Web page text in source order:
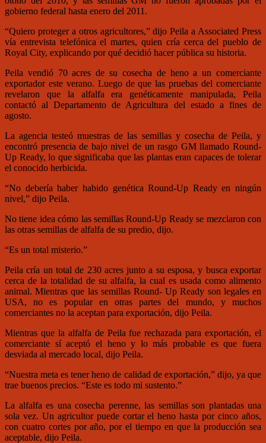
gobierno federal hasta enero del 2011.
“Quiero proteger a otros agricultores,” dijo Peila a Associated Press
vía entrevista telefónica el martes, quien cría cerca del pueblo de
Royal City, explicando por qué decidió hacer pública su historia.
Peila vendió 70 acres de su cosecha de heno a un comerciante
exportador este verano. Luego de que las pruebas del comerciante
revelaron que la alfalfa era genéticamente manipulada, Peila
contactó al Departamento de Agricultura del estado a fines de
agosto.
La agencia testeó muestras de las semillas y cosecha de Peila, y
encontró presencia de bajo nivel de un rasgo GM llamado Round-
Up Ready, lo que significaba que las plantas eran capaces de tolerar
el conocido herbicida.
“No debería haber habido genética Round-Up Ready en ningún
nivel,” dijo Peila.
No tiene idea cómo las semillas Round-Up Ready se mezclaron con
las otras semillas de alfalfa de su predio, dijo.
“Es un total misterio.”
Peila cría un total de 230 acres junto a su esposa, y busca exportar
cerca de la totalidad de su alfalfa, la cual es usada como alimento
animal. Mientras que las semillas Round- Up Ready son legales en
USA, no es popular en otras partes del mundo, y muchos
comerciantes no la aceptan para exportación, dijo Peila.
Mientras que la alfalfa de Peila fue rechazada para exportación, el
comerciante sí aceptó el heno y lo más probable es que fuera
desviada al mercado local, dijo Peila.
“Nuestra meta es tener heno de calidad de exportación,” dijo, ya que
trae buenos precios. “Este es todo mi sustento.”
La alfalfa es una cosecha perenne, las semillas son plantadas una
sola vez. Un agricultor puede cortar el heno hasta por cinco años,
con cuatro cortes por año, por el tiempo en que la producción sea
aceptable, dijo Peila.